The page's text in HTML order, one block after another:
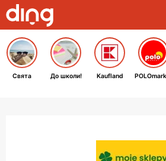
Свята До школи! Kaufland